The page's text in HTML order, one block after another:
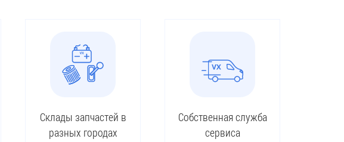
Склады запчастей в
разных городах
Собственная служба
сервиса